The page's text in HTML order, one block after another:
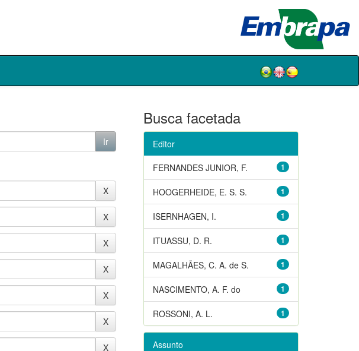
Busca facetada
Editor
1
FERNANDES JUNIOR, F.
1
HOOGERHEIDE, E. S. S.
1
ISERNHAGEN, I.
1
ITUASSU, D. R.
1
MAGALHÃES, C. A. de S.
1
NASCIMENTO, A. F. do
1
ROSSONI, A. L.
Assunto